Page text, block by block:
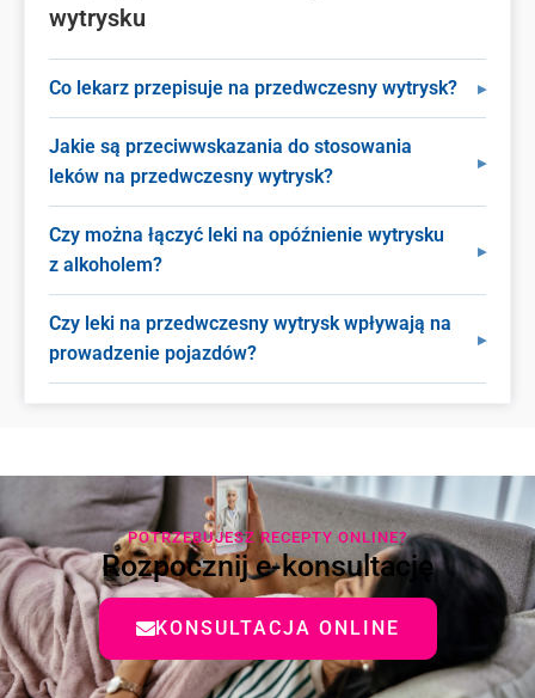
wytrysku
Co lekarz przepisuje na przedwczesny wytrysk?
Jakie są przeciwwskazania do stosowania
leków na przedwczesny wytrysk?
Czy można łączyć leki na opóźnienie wytrysku
z alkoholem?
Czy leki na przedwczesny wytrysk wpływają na
prowadzenie pojazdów?
POTRZEBUJESZ RECEPTY ONLINE?
Rozpocznij e-konsultację
KONSULTACJA ONLINE